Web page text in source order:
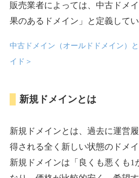
詳細を見る
3,300円 入札 2件
詳細を見る
anipani.jp
DA 37 外部リンク数
販売業者によっては、中古ドメ
果のあるドメイン」と定義してい
中古ドメイン（オールドドメイン）
イド ＞
新規ドメインとは
新規ドメインとは、過去に運営
得される全く新しい状態のドメイ
新規ドメインは「良くも悪くも1